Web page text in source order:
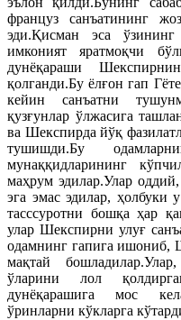
француз санъатининг
эди.Қисман эса ўзининг
имконият яратмоқчи
дунёқараши
қолганди.Бу ёлғон гап
кейин санъатни
қузғунлар ўлжасига
ва Шекспирда йўқ
тушишди.Бу
мунаққидларининг
маҳрум эдилар.Улар
эга эмас эдилар, ҳолбуки
тасссуротни бошқа ҳар
улар Шекспирни улуғ
одамнинг гапига ишониб,
мақтай
ўларини лол
дунёқарашига мос
ўринларни кўкларга